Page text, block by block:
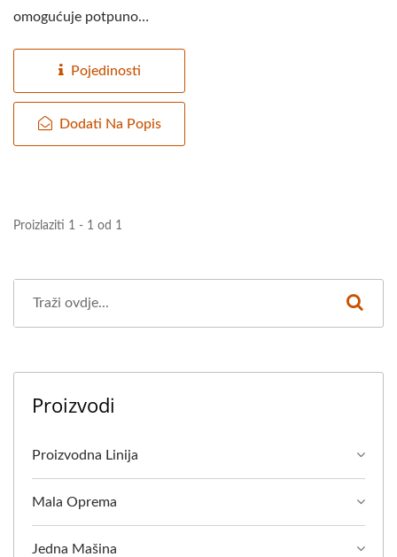
omogućuje potpuno
recepta... Pojedinosti
Dodati Na Popis
Proizlaziti 1 - 1 od 1
Proizvodi
Proizvodna Linija
Mala Oprema
Jedna Mašina